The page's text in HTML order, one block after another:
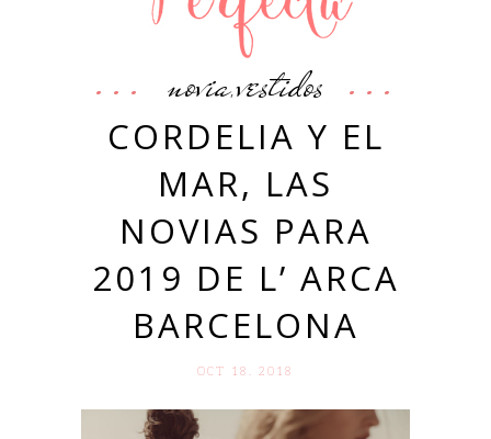
novia,vestidos
CORDELIA Y EL
MAR, LAS
NOVIAS PARA
2019 DE L’ ARCA
BARCELONA
OCT 18. 2018